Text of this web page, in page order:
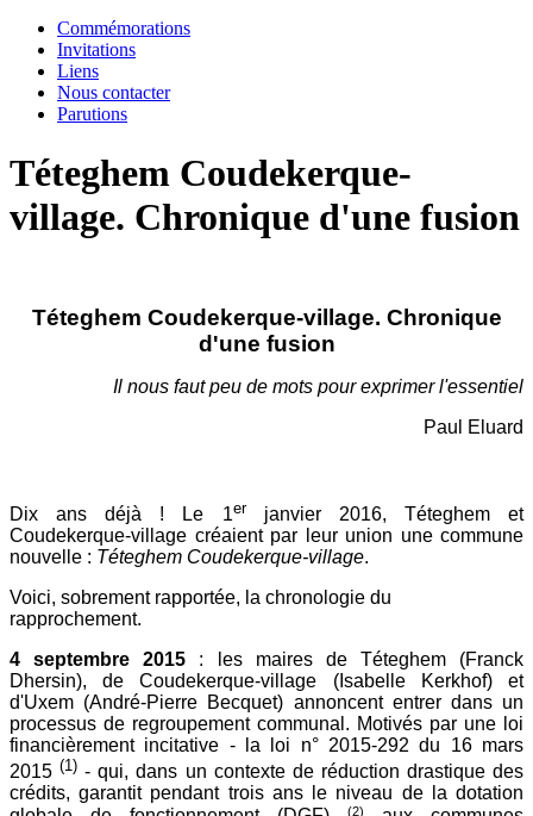
Commémorations
Invitations
Liens
Nous contacter
Parutions
Téteghem Coudekerque-
village. Chronique d'une fusion
Téteghem Coudekerque-village. Chronique
d'une fusion
Il nous faut peu de mots pour exprimer l'essentiel
Paul Eluard
Dix ans déjà ! Le 1er janvier 2016, Téteghem et
Coudekerque-village créaient par leur union une commune
nouvelle : Téteghem Coudekerque-village.
Voici, sobrement rapportée, la chronologie du
rapprochement.
4 septembre 2015 : les maires de Téteghem (Franck
Dhersin), de Coudekerque-village (Isabelle Kerkhof) et
d'Uxem (André-Pierre Becquet) annoncent entrer dans un
processus de regroupement communal. Motivés par une loi
financièrement incitative - la loi n° 2015-292 du 16 mars
2015(1) - qui, dans un contexte de réduction drastique des
crédits, garantit pendant trois ans le niveau de la dotation
(2)